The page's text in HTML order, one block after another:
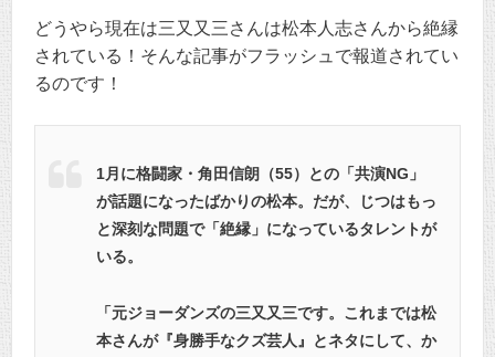
どうやら現在は三又又三さんは松本人志さんから絶縁
されている！そんな記事がフラッシュで報道されてい
るのです！
1月に格闘家・角田信朗（55）との「共演NG」
が話題になったばかりの松本。だが、じつはもっ
と深刻な問題で「絶縁」になっているタレントが
いる。
「元ジョーダンズの三又又三です。これまでは松
本さんが『身勝手なクズ芸人』とネタにして、か